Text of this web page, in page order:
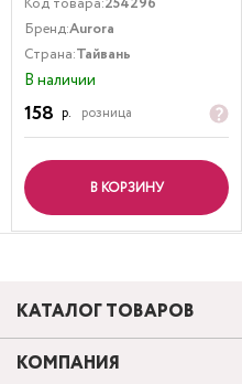
Бренд:Aurora
Страна:Тайвань
В наличии
158 р. розница
В КОРЗИНУ
КАТАЛОГ ТОВАРОВ
КОМПАНИЯ